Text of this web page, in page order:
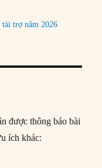
tài trợ năm 2026
được thông báo bài
ích khác: